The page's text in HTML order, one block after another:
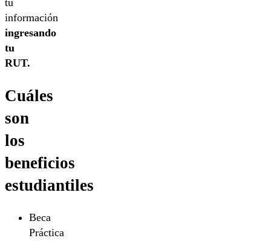
tu
información
ingresando
tu
RUT.
Cuáles
son
los
beneficios
estudiantiles
Beca
Práctica